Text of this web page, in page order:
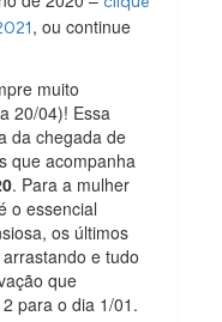
, ou continue
muito
20/04)! Essa
da chegada de
que acompanha
. Para a mulher
o essencial
os últimos
e tudo
que
para o dia 1/01.